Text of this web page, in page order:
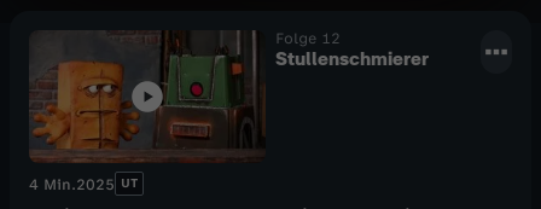
Folge 12
Stullenschmierer
4 Min.2025 UT